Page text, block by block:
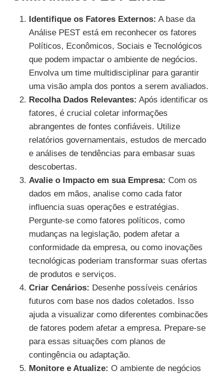
Identifique os Fatores Externos: A base da
Análise PEST está em reconhecer os fatores
Políticos, Econômicos, Sociais e Tecnológicos
que podem impactar o ambiente de negócios.
Envolva um time multidisciplinar para garantir
uma visão ampla dos pontos a serem avaliados.
Recolha Dados Relevantes: Após identificar os
fatores, é crucial coletar informações
abrangentes de fontes confiáveis. Utilize
relatórios governamentais, estudos de mercado
e análises de tendências para embasar suas
descobertas.
Avalie o Impacto em sua Empresa: Com os
dados em mãos, analise como cada fator
influencia suas operações e estratégias.
Pergunte-se como fatores políticos, como
mudanças na legislação, podem afetar a
conformidade da empresa, ou como inovações
tecnológicas poderiam transformar suas ofertas
de produtos e serviços.
Criar Cenários: Desenhe possíveis cenários
futuros com base nos dados coletados. Isso
ajuda a visualizar como diferentes combinacões
de fatores podem afetar a empresa. Prepare-se
para essas situações com planos de
contingência ou adaptação.
Monitore e Atualize: O ambiente de negócios